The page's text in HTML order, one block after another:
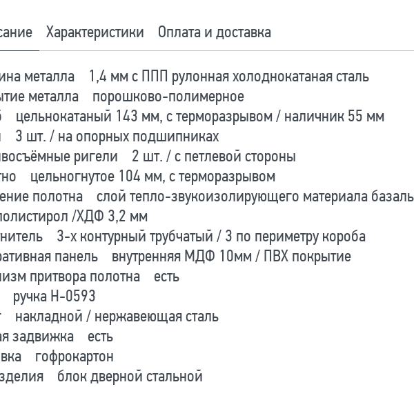
Характеристики Оплата и доставка
металла 1,4 мм с ППП рулонная холоднокатаная сталь
металла порошково-полимерное
цельнокатаный 143 мм, с терморазрывом / наличник 55 мм
3 шт. / на опорных подшипниках
ригели 2 шт. / с петлевой стороны
цельногнутое 104 мм, с терморазрывом
полотна слой тепло-звукоизолирующего материала
/ХДФ 3,2 мм
3-х контурный трубчатый / 3 по периметру короба
панель внутренняя МДФ 10мм / ПВХ покрытие
притвора полотна есть
ручка Н-0593
накладной / нержавеющая сталь
задвижка есть
гофрокартон
блок дверной стальной